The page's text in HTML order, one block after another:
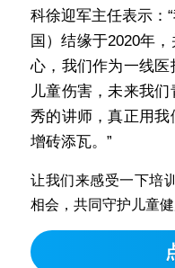
科徐迎军主任表示：
国）结缘于2020年
心，我们作为一线
儿童伤害，未来我
秀的讲师，真正用
增砖添瓦。”
让我们来感受一下培
相会，共同守护儿童健